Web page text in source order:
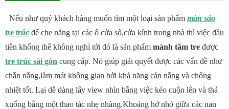
Nếu như quý khách hàng muốn tìm một loại sản phẩm màn sáo
tre trúc để che nắng tại các ô cửa sổ,cửa kính trong nhà thì việc đầu
tiên khổng thể không nghỉ tới đó là sản phẩm mành tăm tre được
tre trúc sài gòn cung cấp. Nó giúp giải quyết được các vấn đề như
chắn nắng,làm mát không gian bởi khả năng cản nắng và chống
nhiệt tốt. Lại dễ dàng lấy view nhìn bằng việc kéo cuộn lên và thả
xuống bằng một thao tác nhẹ nhàng.Khoảng hở nhỏ giữa các nan